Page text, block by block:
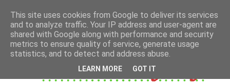
This site uses cookies from Google to deliver its services
and to analyze traffic. Your IP address and user-agent are
shared with Google along with performance and security
metrics to ensure quality of service, generate usage
statistics, and to detect and address abuse.
LEARN MORE GOT IT